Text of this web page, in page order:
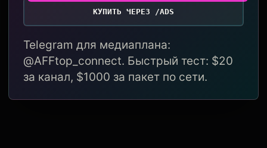
КУПИТЬ ЧЕРЕЗ /ADS
Telegram для медиаплана:
@AFFtop_connect. Быстрый тест: $20
за канал, $1000 за пакет по сети.